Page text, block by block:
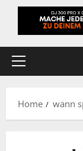
Primary
Home wann